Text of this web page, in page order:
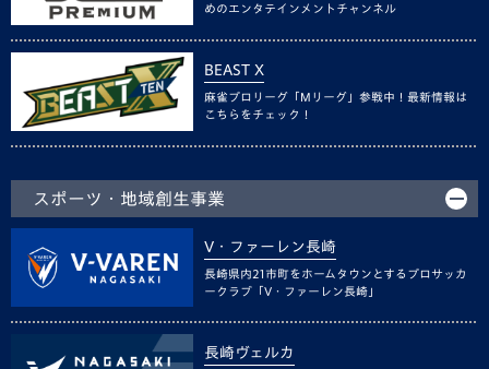
めのエンタテインメントチャンネル
BEAST X
麻雀プロリーグ「Mリーグ」参戦中！最新情報は
こちらをチェック！
スポーツ・地域創生事業
V・ファーレン長崎
長崎県内21市町をホームタウンとするプロサッカ
ークラブ「V・ファーレン長崎」
長崎ヴェルカ